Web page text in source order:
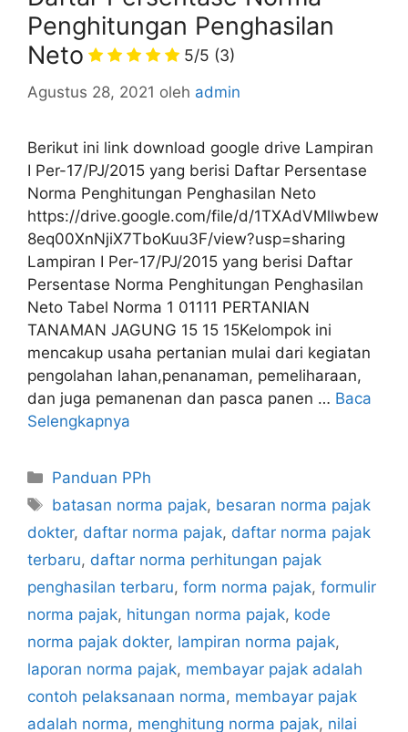
Penghitungan Penghasilan
Neto
5/5 (3)
Agustus 28, 2021 oleh admin
Berikut ini link download google drive Lampiran
I Per-17/PJ/2015 yang berisi Daftar Persentase
Norma Penghitungan Penghasilan Neto
https://drive.google.com/file/d/1TXAdVMllwbew
8eq00XnNjiX7TboKuu3F/view?usp=sharing
Lampiran I Per-17/PJ/2015 yang berisi Daftar
Persentase Norma Penghitungan Penghasilan
Neto Tabel Norma 1 01111 PERTANIAN
TANAMAN JAGUNG 15 15 15Kelompok ini
mencakup usaha pertanian mulai dari kegiatan
pengolahan lahan,penanaman, pemeliharaan,
dan juga pemanenan dan pasca panen … Baca
Selengkapnya
Kategori
Panduan PPh
Tag
batasan norma pajak, besaran norma pajak
dokter, daftar norma pajak, daftar norma pajak
terbaru, daftar norma perhitungan pajak
penghasilan terbaru, form norma pajak, formulir
norma pajak, hitungan norma pajak, kode
norma pajak dokter, lampiran norma pajak,
laporan norma pajak, membayar pajak adalah
contoh pelaksanaan norma, membayar pajak
adalah norma, menghitung norma pajak, nilai